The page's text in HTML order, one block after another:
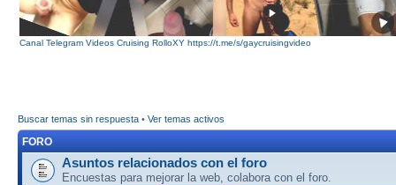
Canal Telegram Videos Cruising RolloXY https://t.me/s/gaycruisingvideo
Buscar temas sin respuesta • Ver temas activos
FORO
Asuntos relacionados con el foro
Encuestas para mejorar la web, colabora con el foro.